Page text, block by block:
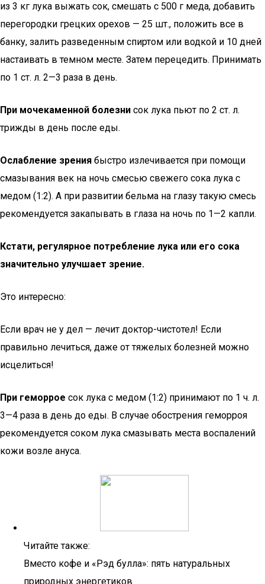
из 3 кг лука выжать сок, смешать с 500 г меда, добавить
перегородки грецких орехов — 25 шт., положить все в
банку, залить разведенным спиртом или водкой и 10 дней
настаивать в темном месте. Затем перецедить. Принимать
по 1 ст. л. 2—3 раза в день.
При мочекаменной болезни сок лука пьют по 2 ст. л.
трижды в день после еды.
Ослабление зрения быстро излечивается при помощи
смазывания век на ночь смесью свежего сока лука с
медом (1:2). А при развитии бельма на глазу такую смесь
рекомендуется закапывать в глаза на ночь по 1—2 капли.
Кстати, регулярное потребление лука или его сока
значительно улучшает зрение.
Это интересно:
Если врач не у дел — лечит доктор-чистотел! Если
правильно лечиться, даже от тяжелых болезней можно
исцелиться!
При геморрое сок лука с медом (1:2) принимают по 1 ч. л.
3—4 раза в день до еды. В случае обострения геморроя
рекомендуется соком лука смазывать места воспалений
кожи возле ануса.
Читайте также:
Вместо кофе и «Рэд булла»: пять натуральных
природных энергетиков